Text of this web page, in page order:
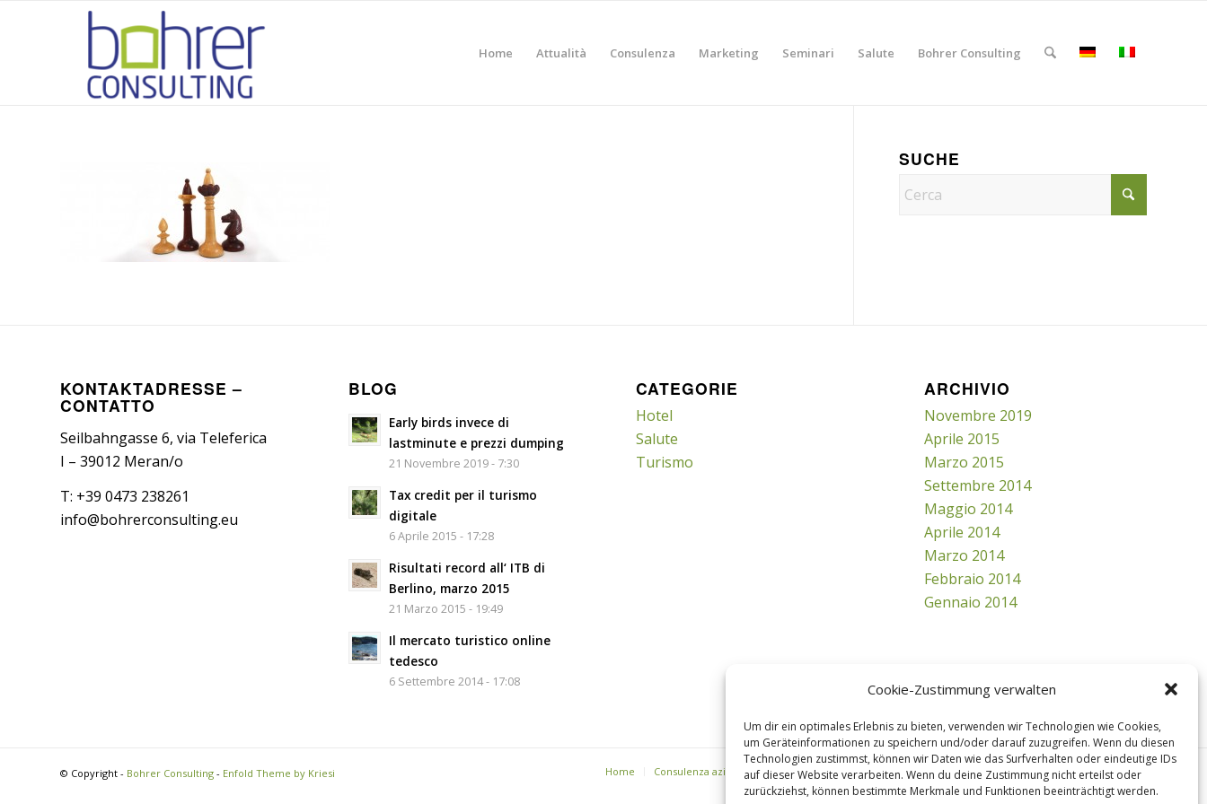
Cookie-Zustimmung verwalten
Um dir ein optimales Erlebnis zu bieten, verwenden wir Technologien wie Cookies,
um Geräteinformationen zu speichern und/oder darauf zuzugreifen. Wenn du diesen
Technologien zustimmst, können wir Daten wie das Surfverhalten oder eindeutige IDs
auf dieser Website verarbeiten. Wenn du deine Zustimmung nicht erteilst oder
zurückziehst, können bestimmte Merkmale und Funktionen beeinträchtigt werden.
Home Attualità Consulenza Marketing Seminari Salute Bohrer Consulting
SUCHE
KONTAKTADRESSE –
CONTATTO
Seilbahngasse 6, via Teleferica
I – 39012 Meran/o
T: +39 0473 238261
info@bohrerconsulting.eu
BLOG
Early birds invece di
lastminute e prezzi dumping
21 Novembre 2019 - 7:30
Tax credit per il turismo
digitale
6 Aprile 2015 - 17:28
Risultati record all‘ ITB di
Berlino, marzo 2015
21 Marzo 2015 - 19:49
Il mercato turistico online
tedesco
6 Settembre 2014 - 17:08
CATEGORIE
Hotel
Salute
Turismo
ARCHIVIO
Novembre 2019
Aprile 2015
Marzo 2015
Settembre 2014
Maggio 2014
Aprile 2014
Marzo 2014
Febbraio 2014
Gennaio 2014
© Copyright - Bohrer Consulting - Enfold Theme by Kriesi Home Consulenza aziendale Marketing Seminari Salute Contatto Colofon Privacy CGV